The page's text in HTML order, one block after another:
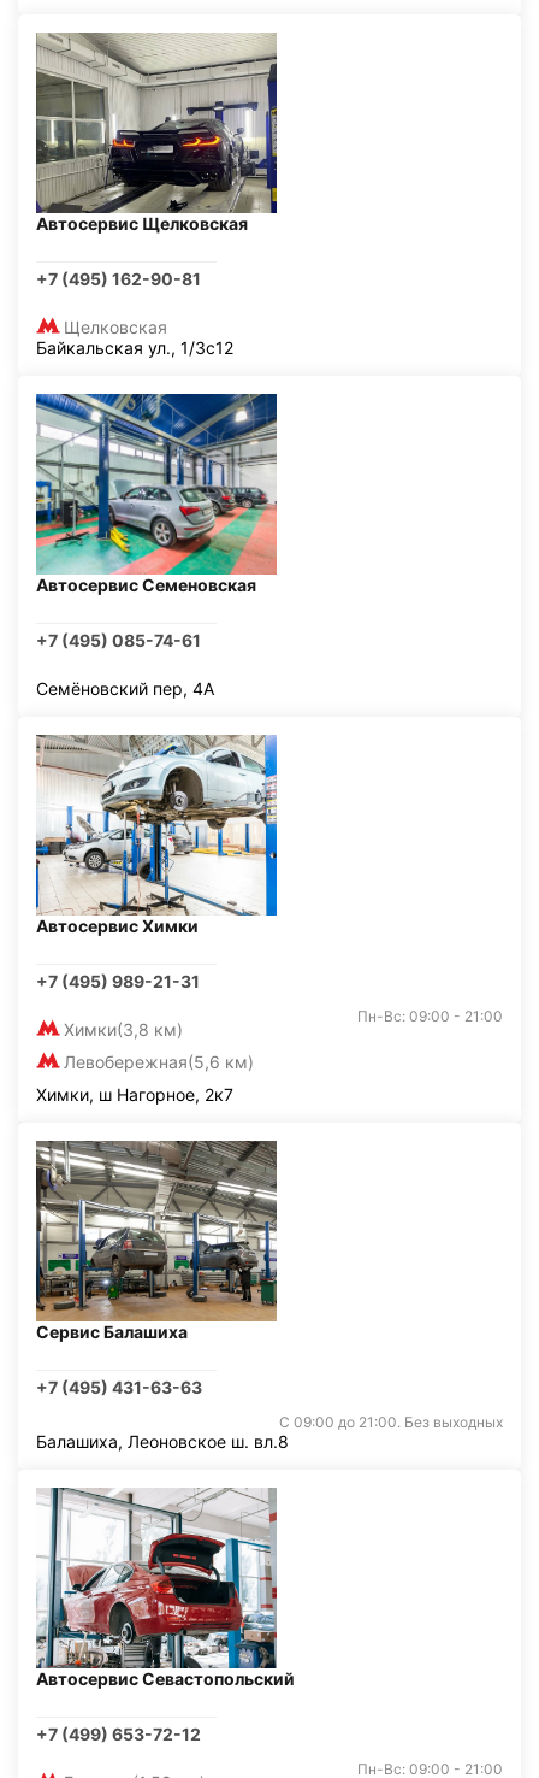
Автосервис Щелковская
+7 (495) 162-90-81
Щелковская
Байкальская ул., 1/3с12
Автосервис Семеновская
+7 (495) 085-74-61
Семёновский пер, 4А
Автосервис Химки
+7 (495) 989-21-31
Химки(3,8 км)
Левобережная(5,6 км)
Пн-Вс: 09:00 - 21:00
Химки, ш Нагорное, 2к7
Сервис Балашиха
+7 (495) 431-63-63
С 09:00 до 21:00. Без выходных
Балашиха, Леоновское ш. вл.8
Автосервис Севастопольский
+7 (499) 653-72-12
Пн-Вс: 09:00 - 21:00